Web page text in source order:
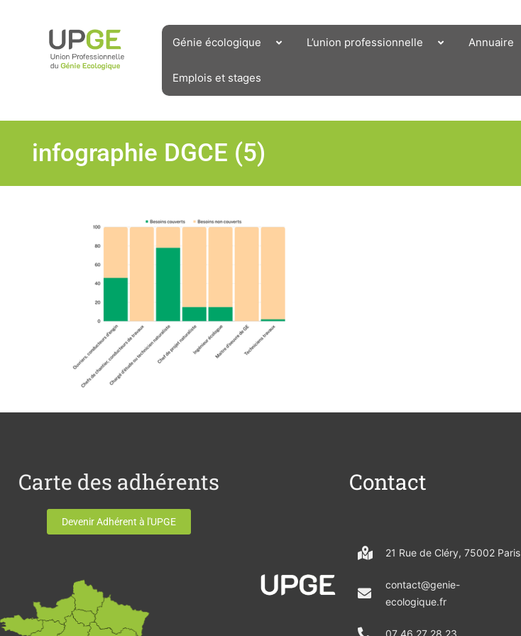
Génie écologique L’union professionnelle Annuaire
Emplois et stages
infographie DGCE (5)
Carte des adhérents
Devenir Adhérent à l'UPGE
Contact
21 Rue de Cléry, 75002 Paris
contact@genie-
ecologique.fr
07 46 27 28 23